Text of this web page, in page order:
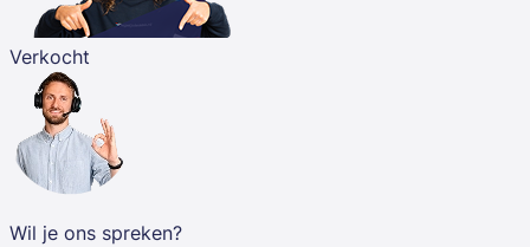
Verkocht
Wil je ons spreken?